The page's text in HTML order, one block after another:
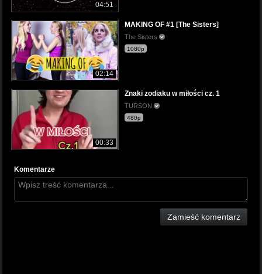
04:51
02:14
MAKING OF #1 [The Sisters]
The Sisters
1080p
00:33
Znaki zodiaku w miłości cz. 1
TURSON
480p
Komentarze
Zamieść komentarz